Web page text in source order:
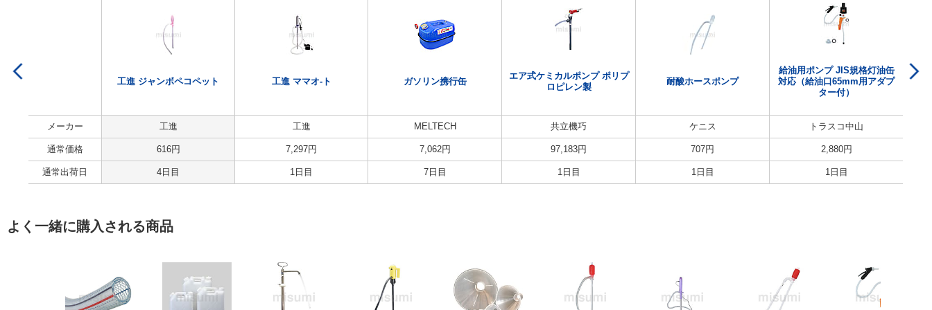
工進 ジャンボペコペット 工進 ママオ-ト ガソリン携行缶
エア式ケミカルポンプ ポリプ
ロピレン製
耐酸ホースポンプ
給油用ポンプ JIS規格灯油缶
対応（給油口65mm用アダプ
ター付）
メーカー 工進 工進 MELTECH 共立機巧 ケニス トラスコ中山
通常価格 616円 7,297円 7,062円 97,183円 707円 2,880円
通常出荷日 4日目 1日目 7日目 1日目 1日目 1日目
よく一緒に購入される商品